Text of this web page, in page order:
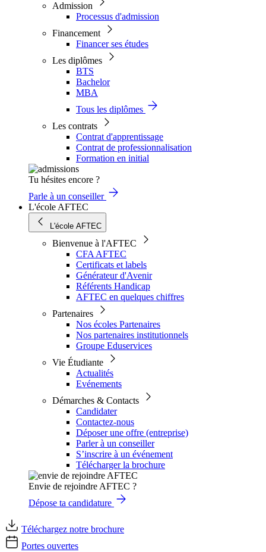
Admission
Processus d'admission
Financement
Financer ses études
Les diplômes
BTS
Bachelor
MBA
Tous les diplômes
Les contrats
Contrat d'apprentissage
Contrat de professionnalisation
Formation en initial
Tu hésites encore ?
Parle à un conseiller
L'école AFTEC
L'école AFTEC
Bienvenue à l'AFTEC
CFA AFTEC
Certificats et labels
Générateur d'Avenir
Référents Handicap
AFTEC en quelques chiffres
Partenaires
Nos écoles Partenaires
Nos partenaires institutionnels
Groupe Eduservices
Vie Étudiante
Actualités
Evénements
Démarches & Contacts
Candidater
Contactez-nous
Déposer une offre (entreprise)
Parler à un conseiller
S’inscrire à un événement
Télécharger la brochure
Envie de rejoindre AFTEC ?
Dépose ta candidature
Téléchargez notre brochure
Portes ouvertes